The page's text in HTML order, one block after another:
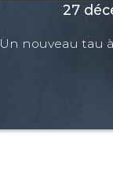
27
Un nouveau tau